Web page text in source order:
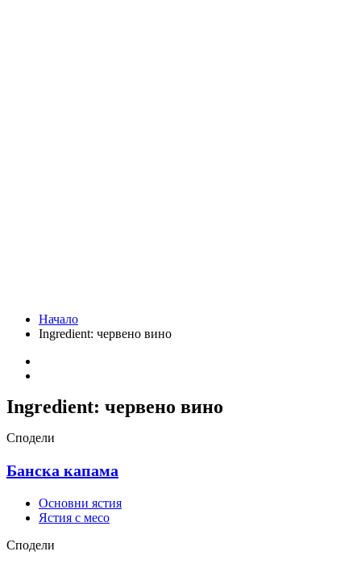
Начало
Ingredient: червено вино
Ingredient: червено вино
Сподели
Банска капама
Основни ястия
Ястия с месо
Сподели